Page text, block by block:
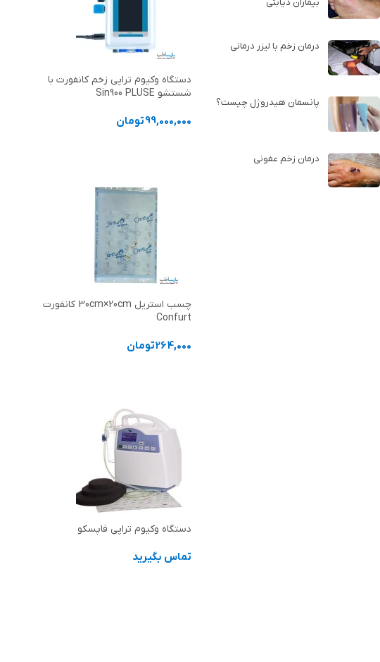
درمان زخم با لیزر درمانی
پانسمان هیدروژل چیست؟
درمان زخم عفونی
دستگاه وکیوم‌ تراپی زخم کانفورت با
شستشو Sin900 PLUSE
99,000,000تومان
چسب استریل 30cm×20cm کانفورت
Confurt
264,000تومان
دستگاه وکیوم تراپی فاپسکو
تماس بگیرید